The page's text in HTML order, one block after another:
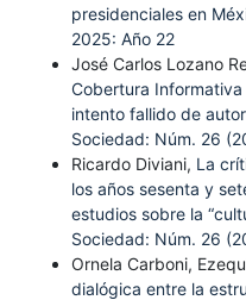
presidenciales en
2025: Año 22
José Carlos Lozano
Cobertura
intento fallido de
Sociedad: Núm. 26
Ricardo Diviani, La
los años sesenta y
estudios sobre la
Sociedad: Núm. 26
Ornela Carboni,
dialógica entre la